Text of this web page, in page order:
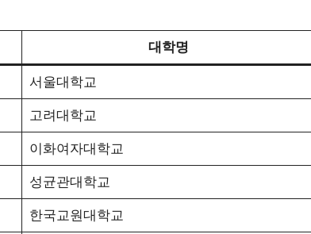
대학명
서울대학교
고려대학교
이화여자대학교
성균관대학교
한국교원대학교